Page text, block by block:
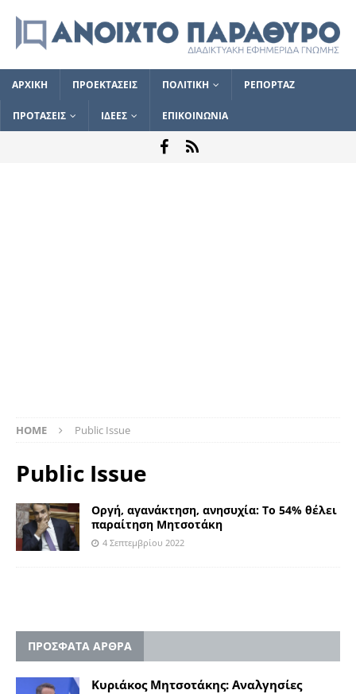
ΑΡΧΙΚΗ ΠΡΟΕΚΤΑΣΕΙΣ ΠΟΛΙΤΙΚΗ ΡΕΠΟΡΤΑΖ
ΠΡΟΤΑΣΕΙΣ ΙΔΕΕΣ ΕΠΙΚΟΙΝΩΝΙΑ
HOME Public Issue
Public Issue
Οργή, αγανάκτηση, ανησυχία: Το 54% θέλει
παραίτηση Μητσοτάκη
4 Σεπτεμβρίου 2022
ΠΡΟΣΦΑΤΑ ΑΡΘΡΑ
Κυριάκος Μητσοτάκης: Αναλγησίες